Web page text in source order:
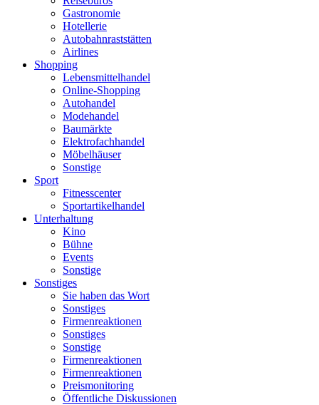
Gastronomie
Hotellerie
Autobahnraststätten
Airlines
Shopping
Lebensmittelhandel
Online-Shopping
Autohandel
Modehandel
Baumärkte
Elektrofachhandel
Möbelhäuser
Sonstige
Sport
Fitnesscenter
Sportartikelhandel
Unterhaltung
Kino
Bühne
Events
Sonstige
Sonstiges
Sie haben das Wort
Sonstiges
Firmenreaktionen
Sonstiges
Sonstige
Firmenreaktionen
Firmenreaktionen
Preismonitoring
Öffentliche Diskussionen